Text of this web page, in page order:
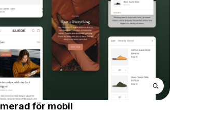
för mobil